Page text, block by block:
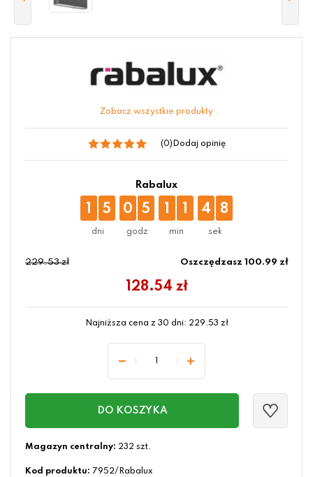
Zobacz wszystkie produkty
(0) Dodaj opinię
Rabalux
1 5 0 5 1 1 4 7
229.53 zł Oszczędzasz 100.99 zł
128.54 zł
Najniższa cena z 30 dni: 229.53 zł
DO KOSZYKA
Magazyn centralny: 232 szt.
Kod produktu: 7952/Rabalux